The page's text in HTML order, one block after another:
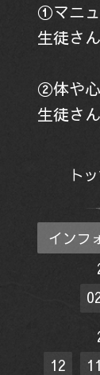
①マニュ
生徒さ
②体や
生徒さ
ト
インフ
12
11